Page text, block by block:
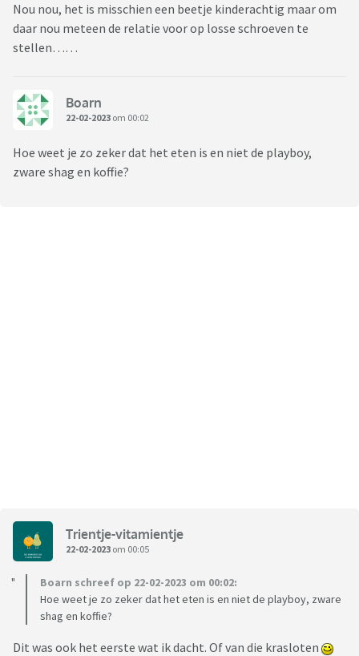
Nou nou, het is misschien een beetje kinderachtig maar om
daar nou meteen de relatie voor op losse schroeven te
stellen……
Boarn
22-02-2023 om 00:02
Hoe weet je zo zeker dat het eten is en niet de playboy,
zware shag en koffie?
Trientje-vitamientje
22-02-2023 om 00:05
Boarn schreef op 22-02-2023 om 00:02:
Hoe weet je zo zeker dat het eten is en niet de playboy, zware
shag en koffie?
Dit was ook het eerste wat ik dacht. Of van die krasloten